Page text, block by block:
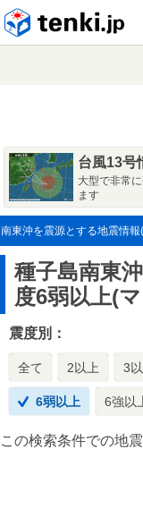
台風13号
大型で非常
ます
東沖を震源とする地震情
種子島南東
度6弱以上(
震度別：
全て 2以上 3
6弱以上 6強以
この検索条件での地